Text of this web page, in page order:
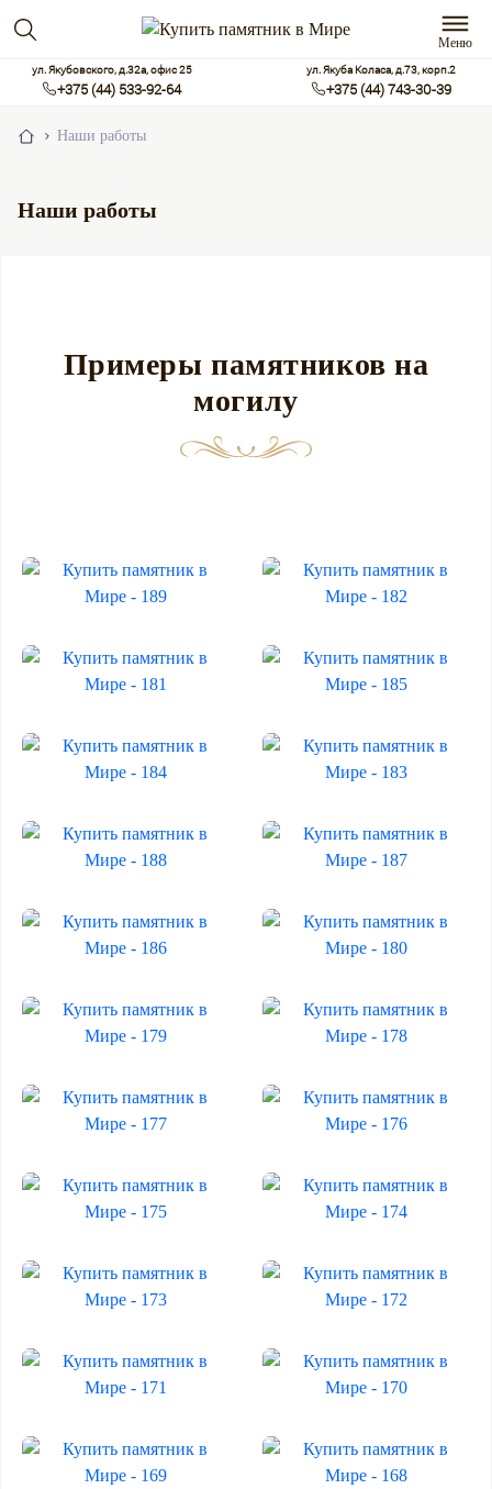
Меню
ул. Якубовского, д.32а, офис 25
+375 (44) 533-92-64
ул. Якуба Коласа, д.73, корп.2
+375 (44) 743-30-39
Наши работы
Наши работы
Примеры памятников на
могилу